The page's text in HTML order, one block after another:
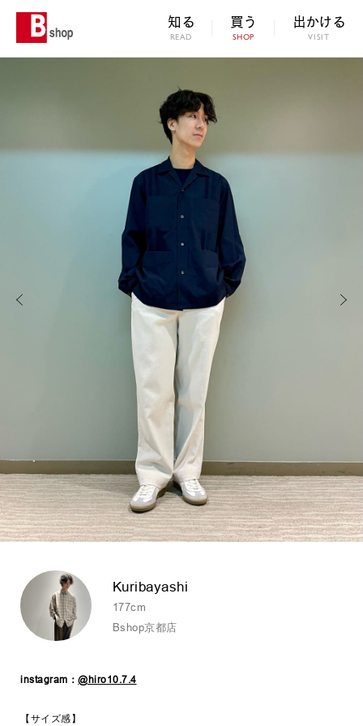
知る
READ
買う
SHOP
出かける
VISIT
Kuribayashi
177cm
Bshop京都店
instagram： @hiro10.7.4
【サイズ感】